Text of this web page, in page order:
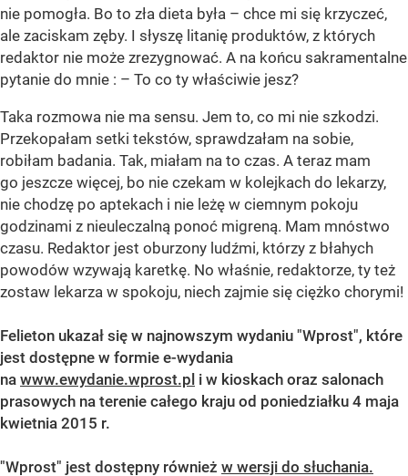
nie pomogła. Bo to zła dieta była – chce mi się krzyczeć,
ale zaciskam zęby. I słyszę litanię produktów, z których
redaktor nie może zrezygnować. A na końcu sakramentalne
pytanie do mnie : – To co ty właściwie jesz?
Taka rozmowa nie ma sensu. Jem to, co mi nie szkodzi.
Przekopałam setki tekstów, sprawdzałam na sobie,
robiłam badania. Tak, miałam na to czas. A teraz mam
go jeszcze więcej, bo nie czekam w kolejkach do lekarzy,
nie chodzę po aptekach i nie leżę w ciemnym pokoju
godzinami z nieuleczalną ponoć migreną. Mam mnóstwo
czasu. Redaktor jest oburzony ludźmi, którzy z błahych
powodów wzywają karetkę. No właśnie, redaktorze, ty też
zostaw lekarza w spokoju, niech zajmie się ciężko chorymi!
Felieton ukazał się w najnowszym wydaniu "Wprost", które
jest dostępne w formie e-wydania
na www.ewydanie.wprost.pl i w kioskach oraz salonach
prasowych na terenie całego kraju od poniedziałku 4 maja
kwietnia 2015 r.
"Wprost" jest dostępny również w wersji do słuchania.